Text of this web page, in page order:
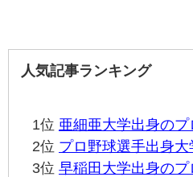
人気記事ランキング
1位 亜細亜大学出身の
2位 プロ野球選手出身
3位 早稲田大学出身の